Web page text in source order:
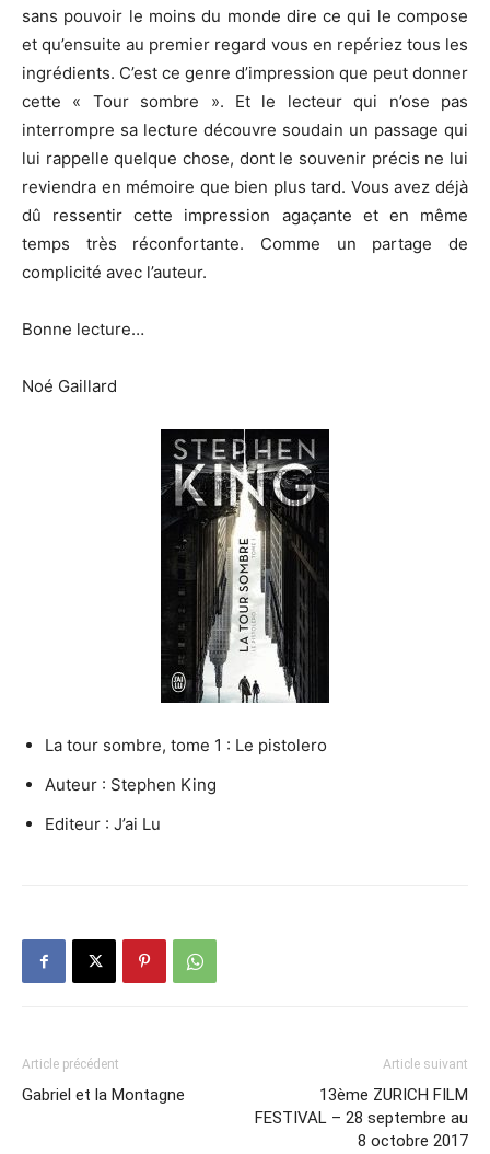
sans pouvoir le moins du monde dire ce qui le compose
et qu’ensuite au premier regard vous en repériez tous les
ingrédients. C’est ce genre d’impression que peut donner
cette « Tour sombre ». Et le lecteur qui n’ose pas
interrompre sa lecture découvre soudain un passage qui
lui rappelle quelque chose, dont le souvenir précis ne lui
reviendra en mémoire que bien plus tard. Vous avez déjà
dû ressentir cette impression agaçante et en même
temps très réconfortante. Comme un partage de
complicité avec l’auteur.
Bonne lecture…
Noé Gaillard
La tour sombre, tome 1 : Le pistolero
Auteur : Stephen King
Editeur : J’ai Lu
Article précédent
Gabriel et la Montagne
Article suivant
13ème ZURICH FILM
FESTIVAL – 28 septembre au
8 octobre 2017